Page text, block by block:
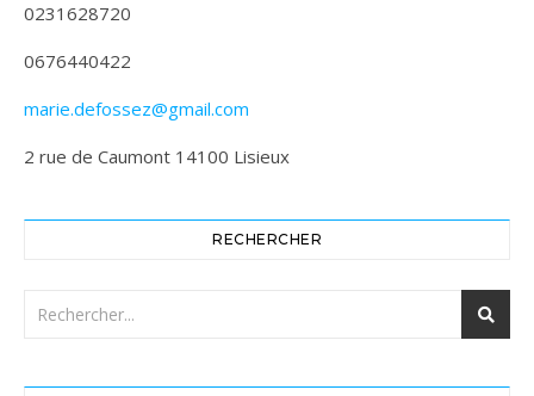
0231628720
0676440422
marie.defossez@gmail.com
2 rue de Caumont 14100 Lisieux
RECHERCHER